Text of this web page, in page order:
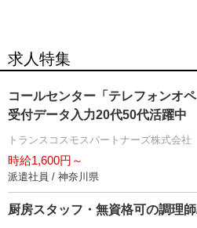
求人特集
コールセンター「テレフォンオ
受付データ入力20代50代活躍中
トランスコスモスパートナーズ株式会社
時給1,600円～
派遣社員 / 神奈川県
厨房スタッフ・無資格可の調理